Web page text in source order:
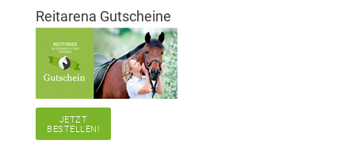
Reitarena Gutscheine
JETZT
BESTELLEN!